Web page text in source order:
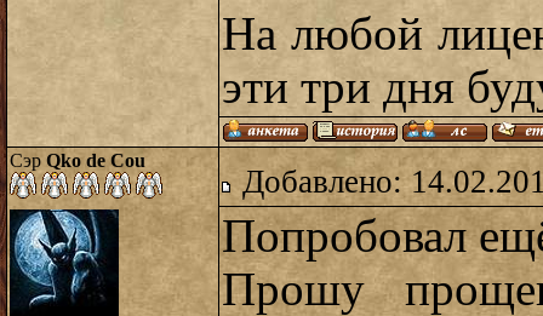
На любой
эти три дня
Сэр Qko de Cou
Добавлено:
Попробовал
Прошу